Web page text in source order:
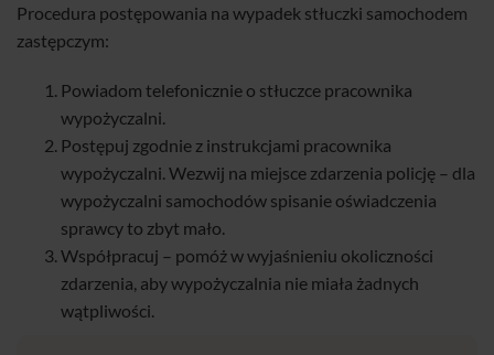
Procedura postępowania na wypadek stłuczki samochodem
zastępczym:
Powiadom telefonicznie o stłuczce pracownika
wypożyczalni.
Postępuj zgodnie z instrukcjami pracownika
wypożyczalni. Wezwij na miejsce zdarzenia policję – dla
wypożyczalni samochodów spisanie oświadczenia
sprawcy to zbyt mało.
Współpracuj – pomóż w wyjaśnieniu okoliczności
zdarzenia, aby wypożyczalnia nie miała żadnych
wątpliwości.